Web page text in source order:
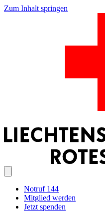
Zum Inhalt springen
Notruf 144
Mitglied werden
Jetzt spenden